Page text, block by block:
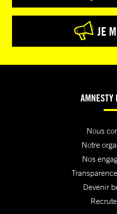
JE
AMNESTY
Nous
Notre
Nos
Devenir